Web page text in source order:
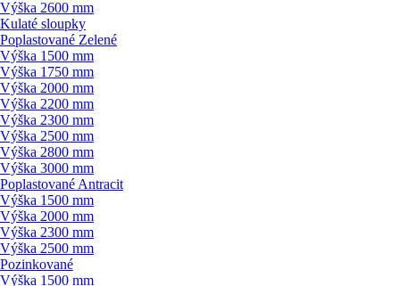
Výška 2600 mm
Kulaté sloupky
Poplastované Zelené
Výška 1500 mm
Výška 1750 mm
Výška 2000 mm
Výška 2200 mm
Výška 2300 mm
Výška 2500 mm
Výška 2800 mm
Výška 3000 mm
Poplastované Antracit
Výška 1500 mm
Výška 2000 mm
Výška 2300 mm
Výška 2500 mm
Pozinkované
Výška 1500 mm